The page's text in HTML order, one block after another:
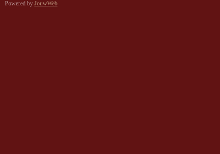
Powered by JouwWeb